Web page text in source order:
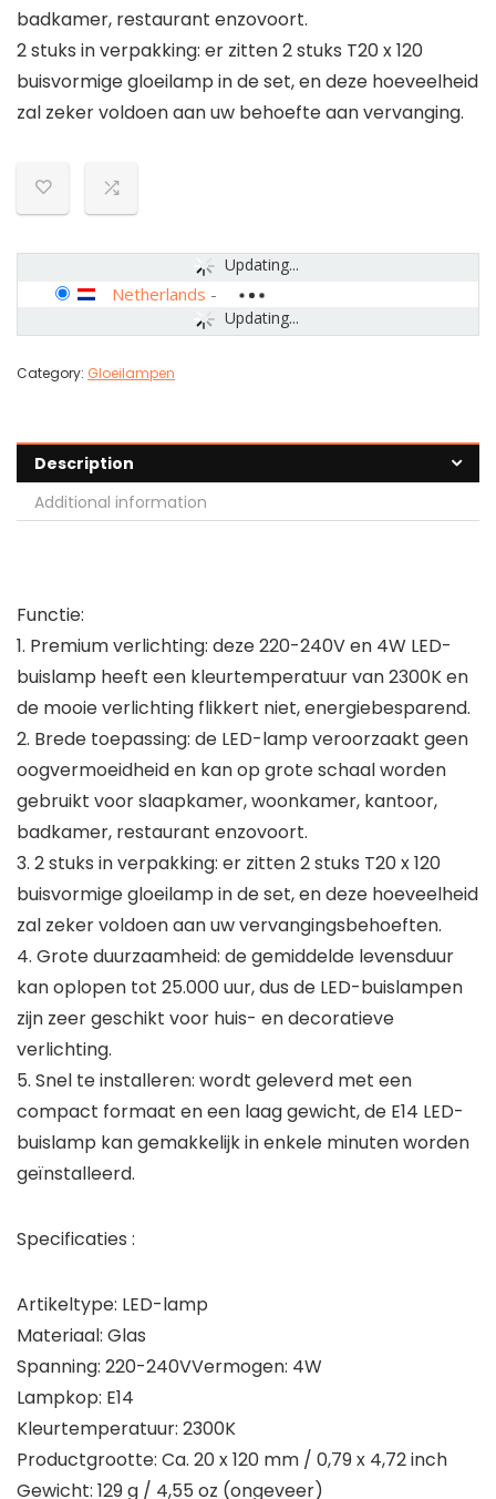
badkamer, restaurant enzovoort.
2 stuks in verpakking: er zitten 2 stuks T20 x 120
buisvormige gloeilamp in de set, en deze hoeveelheid
zal zeker voldoen aan uw behoefte aan vervanging.
Updating...
Updating...
Netherlands -
Category: Gloeilampen
Description
Additional information
Functie:
1. Premium verlichting: deze 220-240V en 4W LED-
buislamp heeft een kleurtemperatuur van 2300K en
de mooie verlichting flikkert niet, energiebesparend.
2. Brede toepassing: de LED-lamp veroorzaakt geen
oogvermoeidheid en kan op grote schaal worden
gebruikt voor slaapkamer, woonkamer, kantoor,
badkamer, restaurant enzovoort.
3. 2 stuks in verpakking: er zitten 2 stuks T20 x 120
buisvormige gloeilamp in de set, en deze hoeveelheid
zal zeker voldoen aan uw vervangingsbehoeften.
4. Grote duurzaamheid: de gemiddelde levensduur
kan oplopen tot 25.000 uur, dus de LED-buislampen
zijn zeer geschikt voor huis- en decoratieve
verlichting.
5. Snel te installeren: wordt geleverd met een
compact formaat en een laag gewicht, de E14 LED-
buislamp kan gemakkelijk in enkele minuten worden
geïnstalleerd.
Specificaties :
Artikeltype: LED-lamp
Materiaal: Glas
Spanning: 220-240VVermogen: 4W
Lampkop: E14
Kleurtemperatuur: 2300K
Productgrootte: Ca. 20 x 120 mm / 0,79 x 4,72 inch
Gewicht: 129 g / 4,55 oz (ongeveer)